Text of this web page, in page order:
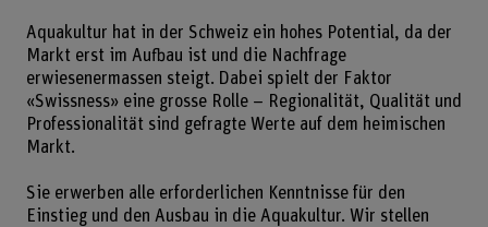
Aquakultur hat in der Schweiz ein hohes Potential, da der
Markt erst im Aufbau ist und die Nachfrage
erwiesenermassen steigt. Dabei spielt der Faktor
«Swissness» eine grosse Rolle – Regionalität, Qualität und
Professionalität sind gefragte Werte auf dem heimischen
Markt.
Sie erwerben alle erforderlichen Kenntnisse für den
Einstieg und den Ausbau in die Aquakultur. Wir stellen